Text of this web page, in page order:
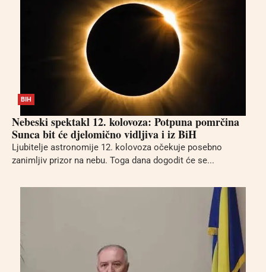
BIH
Nebeski spektakl 12. kolovoza: Potpuna pomrčina
Sunca bit će djelomično vidljiva i iz BiH
Ljubitelje astronomije 12. kolovoza očekuje posebno
zanimljiv prizor na nebu. Toga dana dogodit će se...